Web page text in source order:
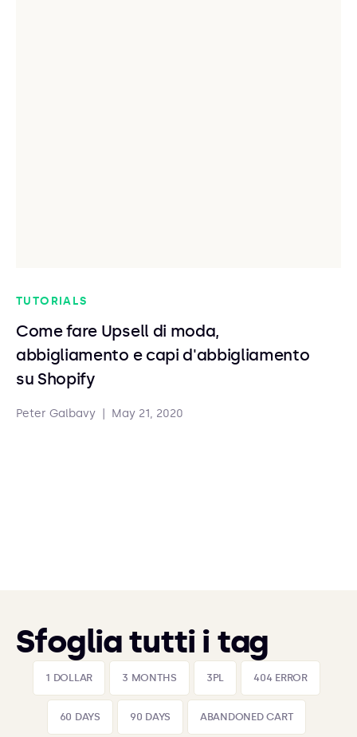
TUTORIALS
Come fare Upsell di moda,
abbigliamento e capi d'abbigliamento
su Shopify
Peter Galbavy May 21, 2020
Sfoglia tutti i tag
1 DOLLAR 3 MONTHS 3PL 404 ERROR
60 DAYS 90 DAYS ABANDONED CART